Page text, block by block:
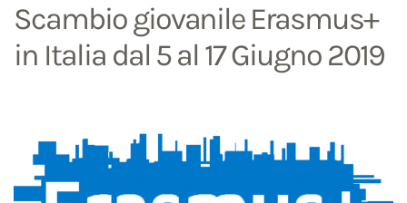
Scambio giovanile Erasmus+
in Italia dal 5 al 17 Giugno 2019